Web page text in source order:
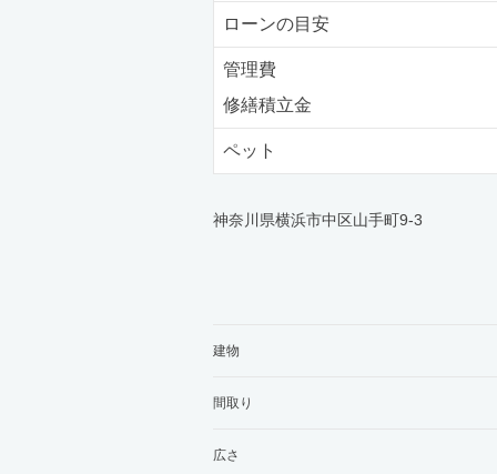
ローンの目安
管理費
修繕積立金
ペット
神奈川県横浜市中区山手町9-3
建物
間取り
広さ